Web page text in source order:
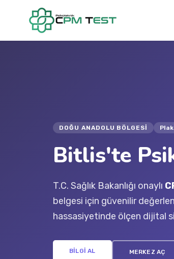
DOĞU ANADOLU BÖLGESI
Bitlis'te
T.C. Sağlık Bakanlığı onaylı
belgesi için güvenilir
hassasiyetinde ölçen dijital
BİLGİ AL MERKEZ AÇ